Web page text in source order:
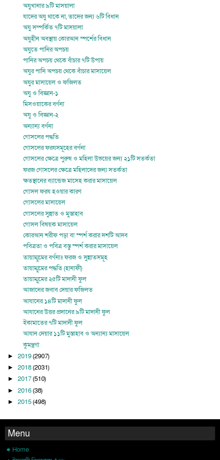
অযুখানার ৯টি মাসয়ালা
যাদের অযু থাকে না, তাদের জন্য ৬টি বিধান
অযু সম্পর্কিত ৭টি মাসয়ালা
অযুহীন অবস্থায় কোরআন স্পর্শের বিধান
অযুতে পানির অপচয়
পানির অপচয় থেকে বাঁচার ৭টি উপায়
অযুর পানি অপচয় থেকে বাঁচার মাসায়েল
অযুর মাসায়েল ও ফজিলত
অযু ও বিজ্ঞান-১
মিসওয়াকের বর্ণনা
অযু ও বিজ্ঞান-২
অন্যান্য বর্ণনা
গোসলের পদ্ধতি
গোসলের ফরযসমূহের বর্ণনা
গোসলের ক্ষেত্রে পুরুষ ও মহিলা উভয়ের জন্য ২১টি সতর্কতা
ফরজ গোসলের ক্ষেত্রে মহিলাদের জন্য সতর্কতা
ক্ষতস্থানের ব্যান্ডেজ মাসেহ করার মাসায়েল
গোসল ফরয হওয়ার কারণ
গোসলের মাসায়েল
গোসলের সুন্নাত ও মুস্তাহাব
গোসল বিষয়ক মাসায়েল
কোরআন শরীফ পড়া বা স্পর্শ করার দশটি আদব
পবিত্রতা ও পবিত্র বস্তু স্পর্শ করার মাসায়েল
তায়াম্মুমের বর্ণনাঃ ফরজ ও সুন্নাতসমূহ
তায়াম্মুমের পদ্ধতি (হানাফী)
তায়াম্মুমের ২৫টি মাদানী ফুল
আজানের জবাব দেয়ার ফজিলত
আযানের ১৪টি মাদানী ফুল
আযানের উত্তর প্রদানের ৯টি মাদানী ফুল
ইকামাতের ৭টি মাদানী ফুল
আযান দেয়ার ১১টি মুস্তাহাব ও অন্যান্য মাসায়েল
কুমন্ত্রণা
► 2019(2907)
► 2018(2031)
► 2017(510)
► 2016(38)
► 2015(498)
Menu
Home